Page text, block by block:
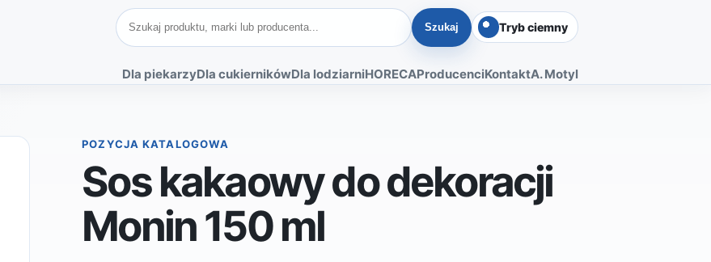
Szukaj produktów
Szukaj Tryb ciemny
Dla piekarzyDla cukiernikówDla lodziarniHORECAProducenciKontaktA. Motyl
POZYCJA KATALOGOWA
Sos kakaowy do dekoracji
Monin 150 ml